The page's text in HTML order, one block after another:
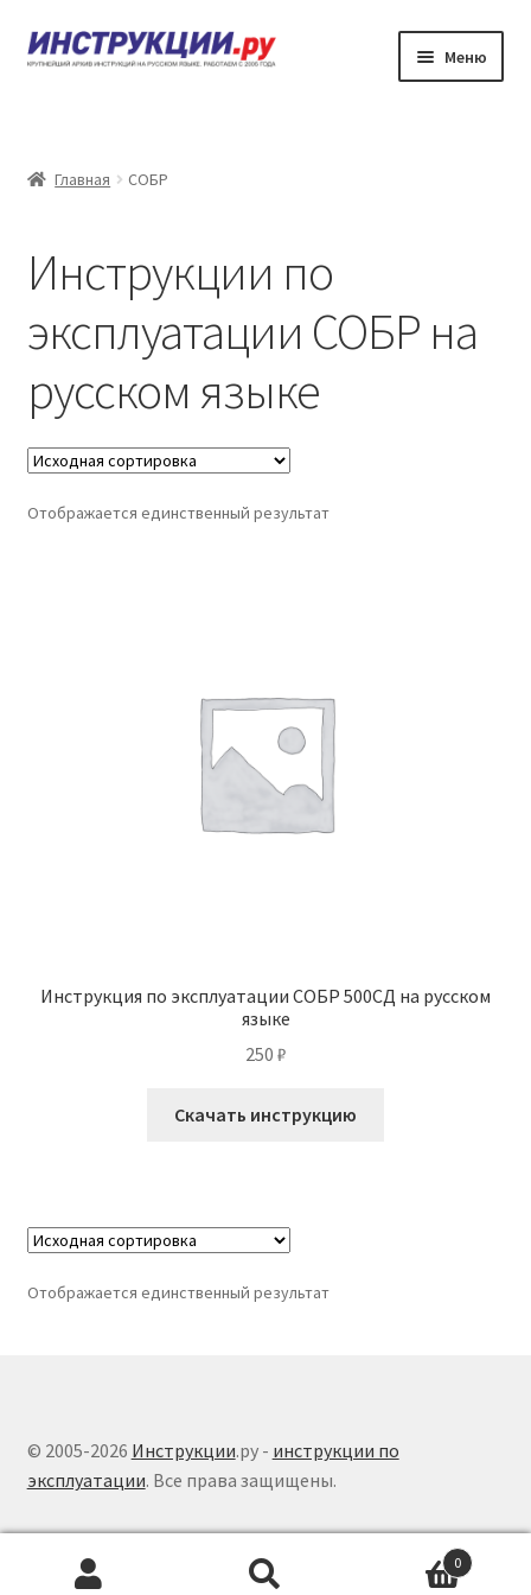
Перейти
к
Перейти
к
Меню
Каталог инструкций по эксплуатации
Личный кабинет
Главная СОБР
Инструкции по
эксплуатации СОБР на
русском языке
Отображается единственный результат
Инструкция по эксплуатации СОБР 500СД на русском
языке
250 ₽
Скачать инструкцию
Отображается единственный результат
© 2005-2026 Инструкции.ру - инструкции по
эксплуатации. Все права защищены.
0